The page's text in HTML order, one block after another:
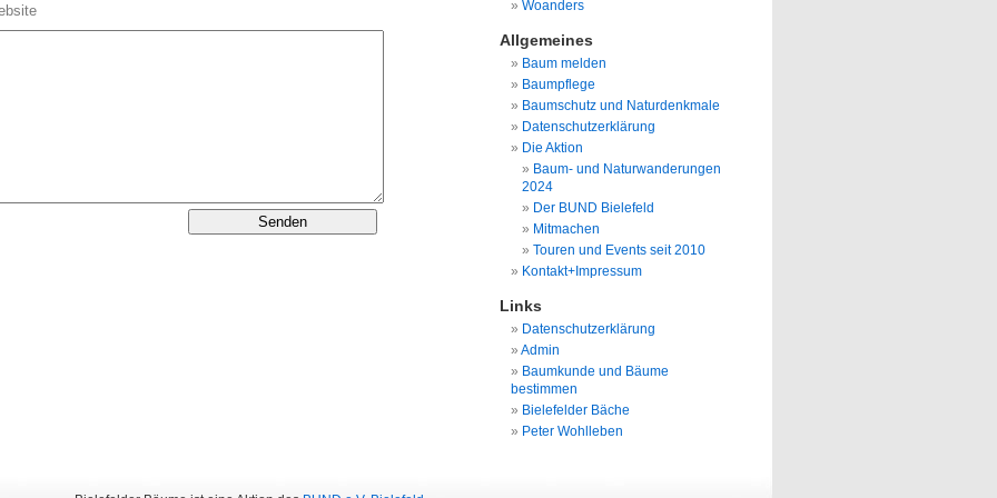
Woanders
Allgemeines
Baum melden
Baumpflege
Baumschutz und Naturdenkmale
Datenschutzerklärung
Die Aktion
Baum- und Naturwanderungen
2024
Der BUND Bielefeld
Mitmachen
Touren und Events seit 2010
Kontakt+Impressum
Links
Datenschutzerklärung
Admin
Baumkunde und Bäume
bestimmen
Bielefelder Bäche
Peter Wohlleben